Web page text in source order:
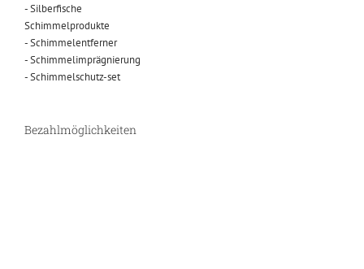
- Silberfische
Schimmelprodukte
- Schimmelentferner
- Schimmelimprägnierung
- Schimmelschutz-set
Bezahlmöglichkeiten